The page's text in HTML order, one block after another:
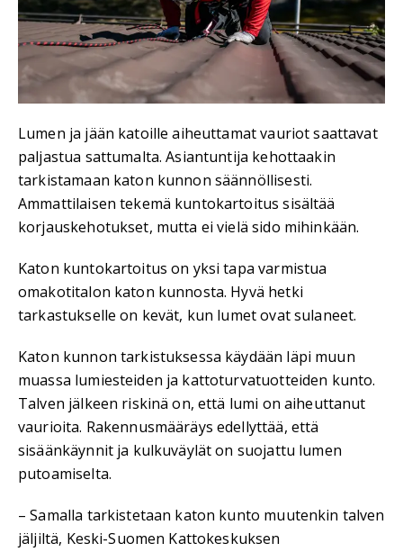
Lumen ja jään katoille aiheuttamat vauriot saattavat
paljastua sattumalta. Asiantuntija kehottaakin
tarkistamaan katon kunnon säännöllisesti.
Ammattilaisen tekemä kuntokartoitus sisältää
korjauskehotukset, mutta ei vielä sido mihinkään.
Katon kuntokartoitus on yksi tapa varmistua
omakotitalon katon kunnosta. Hyvä hetki
tarkastukselle on kevät, kun lumet ovat sulaneet.
Katon kunnon tarkistuksessa käydään läpi muun
muassa lumiesteiden ja kattoturvatuotteiden kunto.
Talven jälkeen riskinä on, että lumi on aiheuttanut
vaurioita. Rakennusmääräys edellyttää, että
sisäänkäynnit ja kulkuväylät on suojattu lumen
putoamiselta.
– Samalla tarkistetaan katon kunto muutenkin talven
jäljiltä, Keski-Suomen Kattokeskuksen